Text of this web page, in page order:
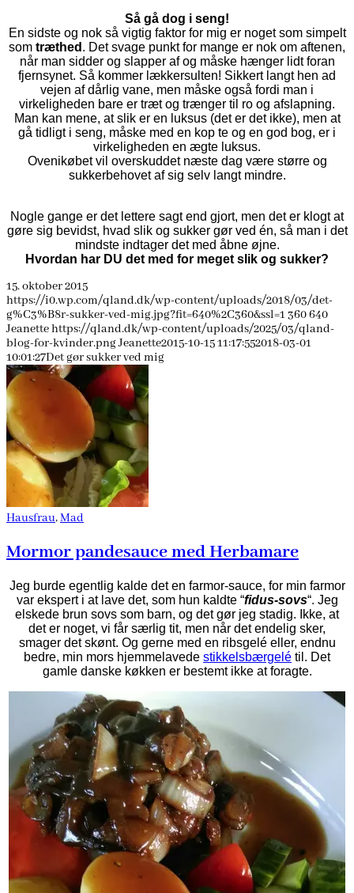
Så gå dog i seng!
En sidste og nok så vigtig faktor for mig er noget som simpelt
som træthed . Det svage punkt for mange er nok om aftenen,
når man sidder og slapper af og måske hænger lidt foran
fjernsynet. Så kommer lækkersulten! Sikkert langt hen ad
vejen af dårlig vane, men måske også fordi man i
virkeligheden bare er træt og trænger til ro og afslapning.
Man kan mene, at slik er en luksus (det er det ikke), men at
gå tidligt i seng, måske med en kop te og en god bog, er i
virkeligheden en ægte luksus.
Ovenikøbet vil overskuddet næste dag være større og
sukkerbehovet af sig selv langt mindre.
Nogle gange er det lettere sagt end gjort, men det er klogt at
gøre sig bevidst, hvad slik og sukker gør ved én, så man i det
mindste indtager det med åbne øjne.
Hvordan har DU det med for meget slik og sukker?
15. oktober 2015
https://i0.wp.com/qland.dk/wp-content/uploads/2018/03/det-
g%C3%B8r-sukker-ved-mig.jpg?fit=640%2C360&ssl=1 360640
Jeanettehttps://qland.dk/wp-content/uploads/2025/03/qland-
blog-for-kvinder.pngJeanette2015-10-15 11:17:552018-03-01
10:01:27Det gør sukker ved mig
Hausfrau,Mad
Mormor pandesauce med Herbamare
Jeg burde egentlig kalde det en farmor-sauce, for min farmor
var ekspert i at lave det, som hun kaldte “fidus-sovs“. Jeg
elskede brun sovs som barn, og det gør jeg stadig. Ikke, at
det er noget, vi får særlig tit, men når det endelig sker,
smager det skønt. Og gerne med en ribsgelé eller, endnu
bedre, min mors hjemmelavede stikkelsbærgelé til. Det
gamle danske køkken er bestemt ikke at foragte.